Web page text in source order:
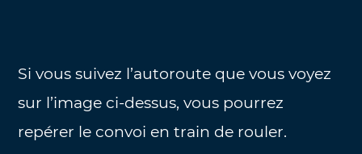
Si vous suivez l’autoroute que vous voyez
sur l’image ci-dessus, vous pourrez
repérer le convoi en train de rouler.